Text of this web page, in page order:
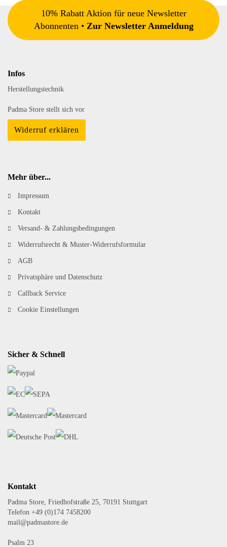
10% Rabatt Aktion für neue Newsletter
Abonnenten • Zur Newsletter Anmeldung
Infos
Herstellungstechnik
Padma Store stellt sich vor
Widerruf erklären
Mehr über...
Impressum
Kontakt
Versand- & Zahlungsbedingungen
Widerrufsrecht & Muster-Widerrufsformular
AGB
Privatsphäre und Datenschutz
Callback Service
Cookie Einstellungen
Sicher & Schnell
Kontakt
Padma Store, Friedhofstraße 25, 70191 Stuttgart
Telefon +49 (0)174 7458200
mail@padmastore.de
Psalm 23